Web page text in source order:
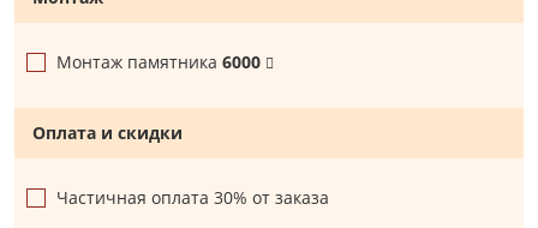
Монтаж памятника 6000
Оплата и скидки
Частичная оплата 30% от заказа